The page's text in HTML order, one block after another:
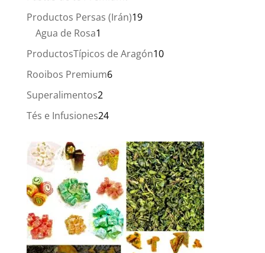
productos
Productos Persas (Irán)1919
Agua de Rosa1
producto
ProductosTípicos de Aragón1010
Rooibos Premium66
Superalimentos22
productos
Tés e Infusiones2424